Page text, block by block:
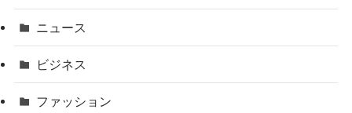
ニュース
ビジネス
ファッション